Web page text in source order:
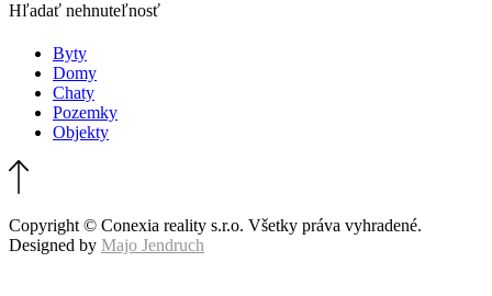
Hľadať nehnuteľnosť
Byty
Domy
Chaty
Pozemky
Objekty
Copyright © Conexia reality s.r.o. Všetky práva vyhradené.
Designed by Majo Jendruch